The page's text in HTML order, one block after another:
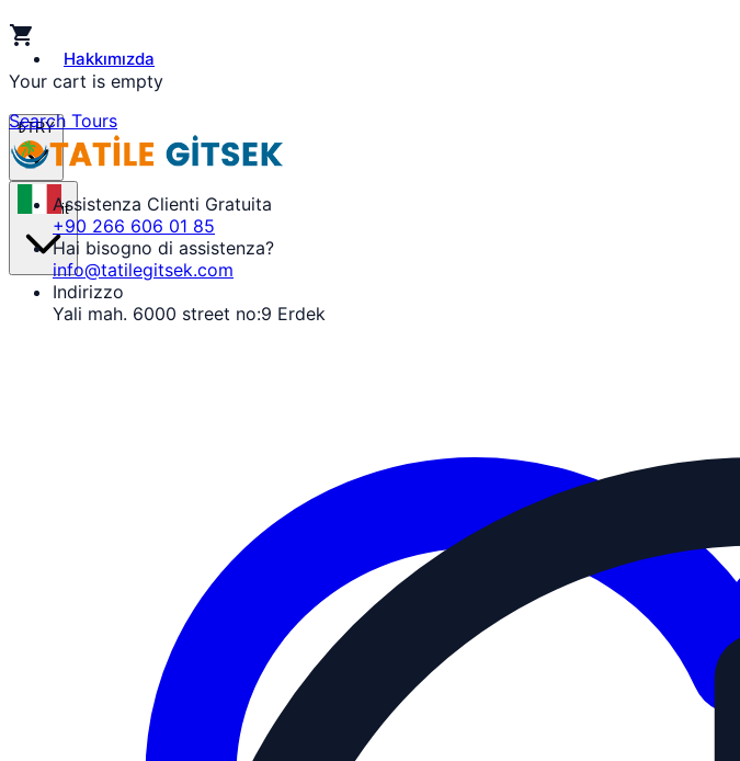
Hakkımızda
₺TRY
it
shopping_cart
Your cart is empty
Search Tours
Assistenza Clienti Gratuita
+90 266 606 01 85
Hai bisogno di assistenza?
info@tatilegitsek.com
Indirizzo
Yali mah. 6000 street no:9 Erdek